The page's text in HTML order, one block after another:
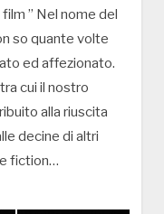
” Nel nome del
so quante volte
ed affezionato.
cui il nostro
alla riuscita
decine di altri
fiction…